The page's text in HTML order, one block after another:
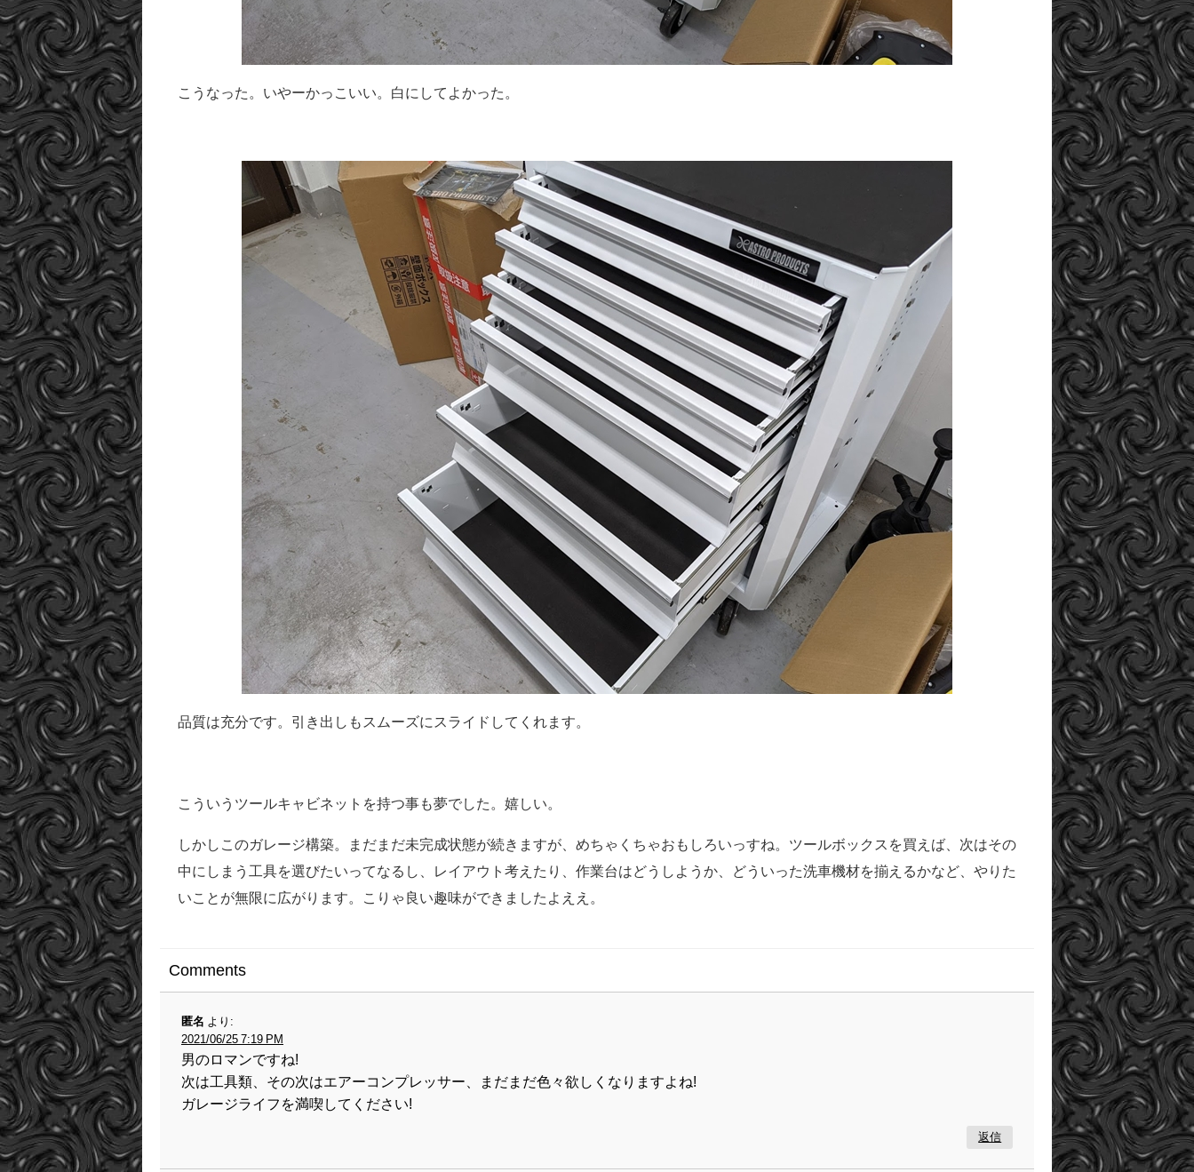
こうなった。いやーかっこいい。白にしてよかった。
品質は充分です。引き出しもスムーズにスライドしてくれます。
こういうツールキャビネットを持つ事も夢でした。嬉しい。
しかしこのガレージ構築。まだまだ未完成状態が続きますが、めちゃくちゃおもしろいっすね。ツールボックスを買えば、次はその
中にしまう工具を選びたいってなるし、レイアウト考えたり、作業台はどうしようか、どういった洗車機材を揃えるかなど、やりた
いことが無限に広がります。こりゃ良い趣味ができましたよええ。
Comments
匿名 より:
2021/06/25 7:19 PM
男のロマンですね!
次は工具類、その次はエアーコンプレッサー、まだまだ色々欲しくなりますよね!
ガレージライフを満喫してください!
返信